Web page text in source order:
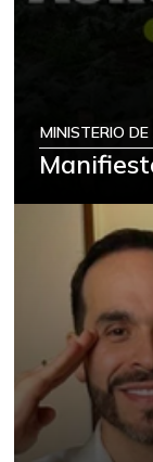
MINISTERIO